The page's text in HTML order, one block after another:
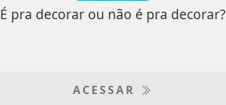
É pra decorar ou não é pra decorar?
ACESSAR